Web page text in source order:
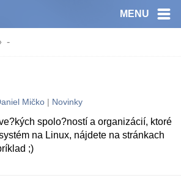
MENU
-
Mičko | Novinky
spolo?ností a organizácií, ktoré
na Linux, nájdete na stránkach
;)